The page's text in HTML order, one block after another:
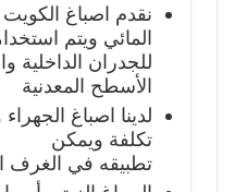
نقدم اصباغ الكويت
المائي ويتم
للجدران الداخلية
الأسطح المعدنية
لدينا اصباغ
تكلفة ويمكن
تطبيقه في الغرف